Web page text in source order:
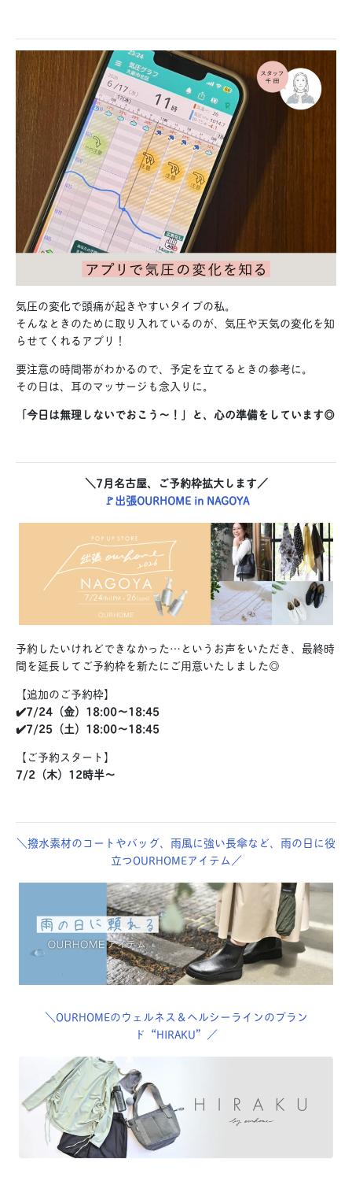
気圧の変化で頭痛が起きやすいタイプの私。
そんなときのために取り入れているのが、気圧や天気の変化を知
らせてくれるアプリ！
要注意の時間帯がわかるので、予定を立てるときの参考に。
その日は、耳のマッサージも念入りに。
「今日は無理しないでおこう〜！」と、心の準備をしています◎
＼7月名古屋、ご予約枠拡大します／
🚩出張OURHOME in NAGOYA
予約したいけれどできなかった…というお声をいただき、最終時
間を延長してご予約枠を新たにご用意いたしました◎
【追加のご予約枠】
✔️7/24（金）18:00〜18:45
✔️7/25（土）18:00〜18:45
【ご予約スタート】
7/2（木）12時半〜
＼撥水素材のコートやバッグ、雨風に強い長傘など、雨の日に役
立つOURHOMEアイテム／
＼OURHOMEのウェルネス＆ヘルシーラインのブラン
ド“HIRAKU”／